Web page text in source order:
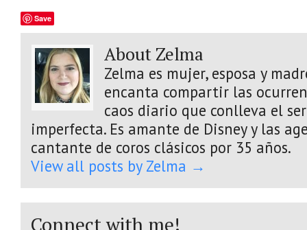
Save
About Zelma
Zelma es mujer, esposa y
encanta compartir las
caos diario que conlleva el
imperfecta. Es amante de Disney y las
cantante de coros clásicos por 35 años.
View all posts by Zelma →
Connect with me!